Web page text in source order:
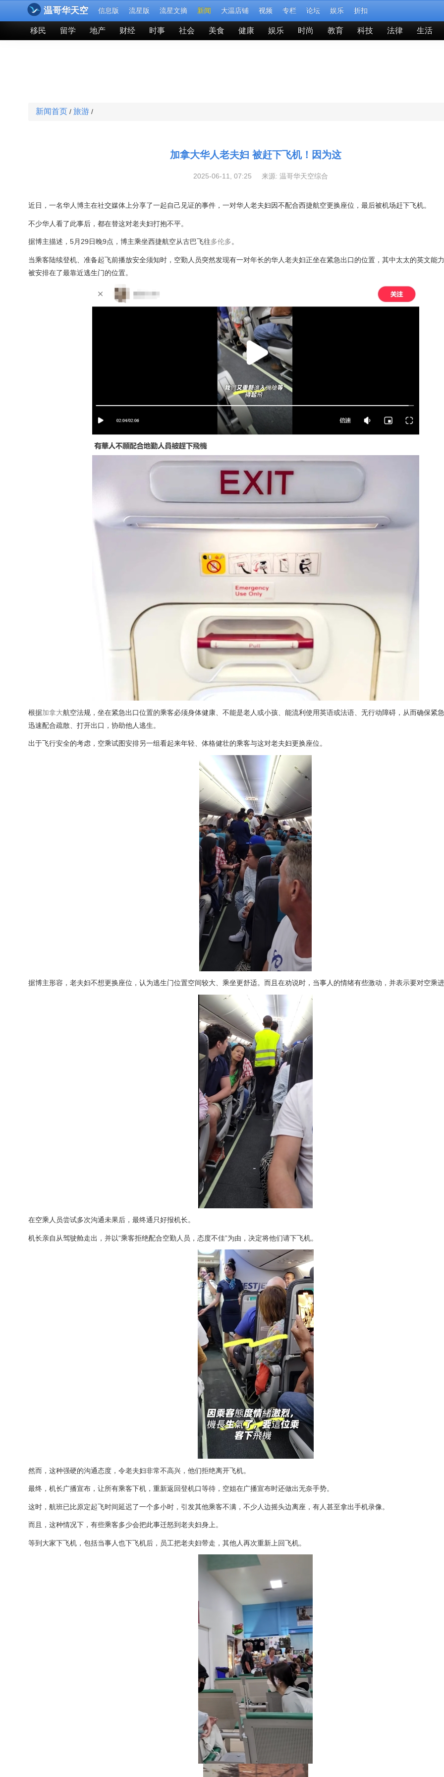
温哥华天空 信息版 流星版 流星文摘 新闻 大温店铺 视频 专栏 论坛 娱乐 折扣
移民 留学 地产 财经 时事 社会 美食 健康 娱乐 时尚 教育 科技 法律 生活
新闻首页 / 旅游 /
加拿大华人老夫妇 被赶下飞机！因为这
2025-06-11, 07:25 来源: 温哥华天空综合
近日，一名华人博主在社交媒体上分享了一起自己见证的事件，一对华人老夫妇因不配合西捷航空更换座位，最后被机场赶下飞机。
不少华人看了此事后，都在替这对老夫妇打抱不平。
据博主描述，5月29日晚9点，博主乘坐西捷航空从古巴飞往多伦多。
当乘客陆续登机、准备起飞前播放安全须知时，空勤人员突然发现有一对年长的华人老夫妇正坐在紧急出口的位置，其中太太的英文能
被安排在了最靠近逃生门的位置。
根据加拿大航空法规，坐在紧急出口位置的乘客必须身体健康、不能是老人或小孩、能流利使用英语或法语、无行动障碍，从而确保紧
迅速配合疏散、打开出口，协助他人逃生。
出于飞行安全的考虑，空乘试图安排另一组看起来年轻、体格健壮的乘客与这对老夫妇更换座位。
据博主形容，老夫妇不想更换座位，认为逃生门位置空间较大、乘坐更舒适。而且在劝说时，当事人的情绪有些激动，并表示要对空乘进
在空乘人员尝试多次沟通未果后，最终通只好报机长。
机长亲自从驾驶舱走出，并以“乘客拒绝配合空勤人员，态度不佳”为由，决定将他们请下飞机。
然而，这种强硬的沟通态度，令老夫妇非常不高兴，他们拒绝离开飞机。
最终，机长广播宣布，让所有乘客下机，重新返回登机口等待，空姐在广播宣布时还做出无奈手势。
这时，航班已比原定起飞时间延迟了一个多小时，引发其他乘客不满，不少人边摇头边离座，有人甚至拿出手机录像。
而且，这种情况下，有些乘客多少会把此事迁怒到老夫妇身上。
等到大家下飞机，包括当事人也下飞机后，员工把老夫妇带走，其他人再次重新上回飞机。